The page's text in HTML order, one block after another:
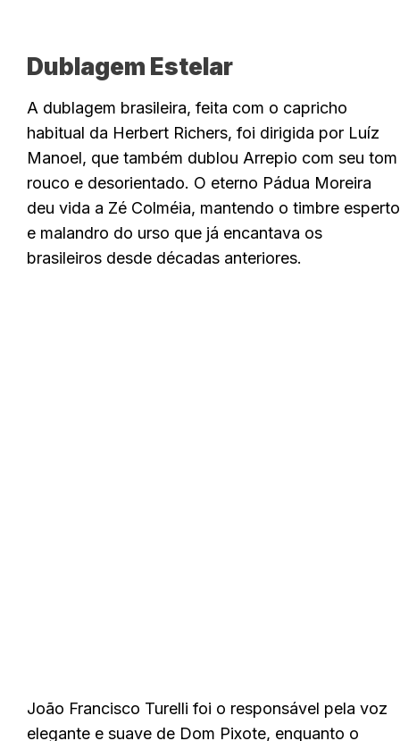
Dublagem Estelar
A dublagem brasileira, feita com o capricho
habitual da Herbert Richers, foi dirigida por Luíz
Manoel, que também dublou Arrepio com seu tom
rouco e desorientado. O eterno Pádua Moreira
deu vida a Zé Colméia, mantendo o timbre esperto
e malandro do urso que já encantava os
brasileiros desde décadas anteriores.
João Francisco Turelli foi o responsável pela voz
elegante e suave de Dom Pixote, enquanto o